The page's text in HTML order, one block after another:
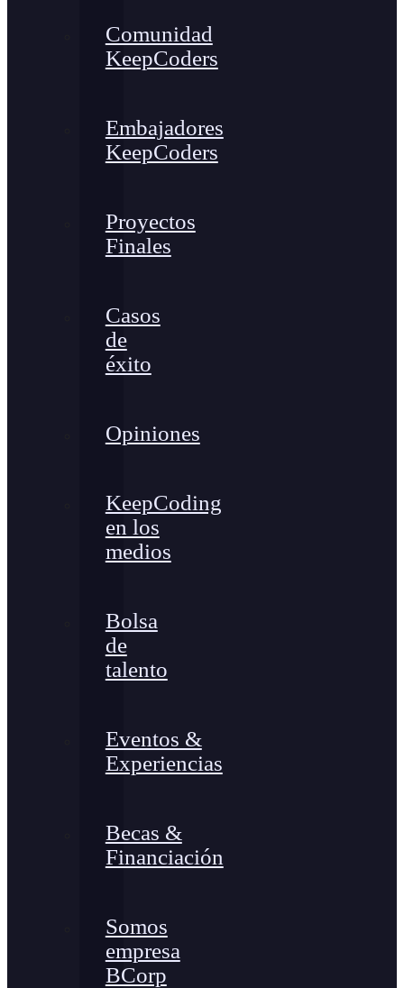
Comunidad
KeepCoders
Embajadores
KeepCoders
Proyectos
Finales
Casos
de
éxito
Opiniones
KeepCoding
en los
medios
Bolsa
de
talento
Eventos &
Experiencias
Becas &
Financiación
Somos
empresa
BCorp